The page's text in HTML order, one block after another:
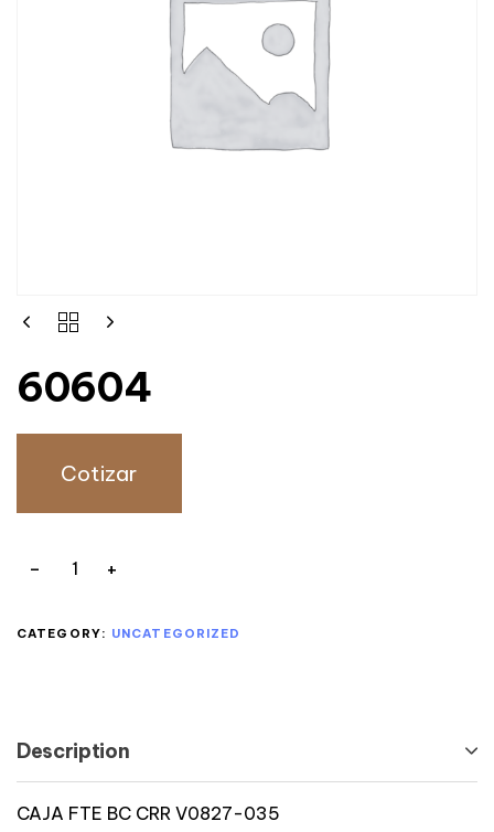
60604
Cotizar
CATEGORY: UNCATEGORIZED
Description
CAJA FTE BC CRR V0827-035